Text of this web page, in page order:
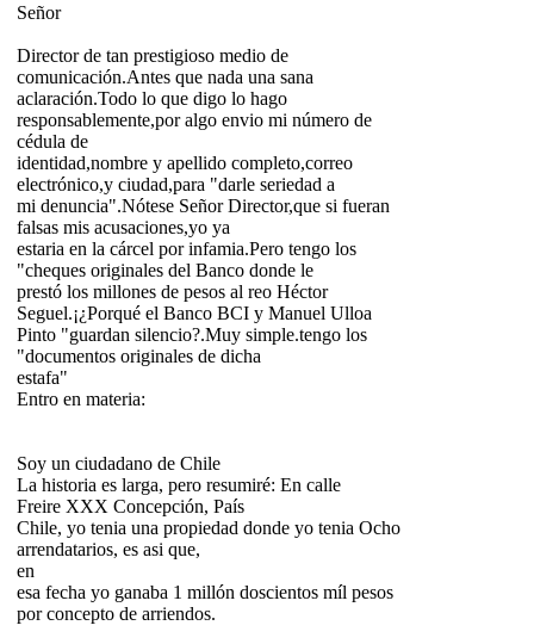
Señor
Director de tan prestigioso medio de
comunicación.Antes que nada una sana
aclaración.Todo lo que digo lo hago
responsablemente,por algo envio mi número de
cédula de
identidad,nombre y apellido completo,correo
electrónico,y ciudad,para "darle seriedad a
mi denuncia".Nótese Señor Director,que si fueran
falsas mis acusaciones,yo ya
estaria en la cárcel por infamia.Pero tengo los
"cheques originales del Banco donde le
prestó los millones de pesos al reo Héctor
Seguel.¡¿Porqué el Banco BCI y Manuel Ulloa
Pinto "guardan silencio?.Muy simple.tengo los
"documentos originales de dicha
estafa"
Entro en materia:
Soy un ciudadano de Chile
La historia es larga, pero resumiré: En calle
Freire XXX Concepción, País
Chile, yo tenia una propiedad donde yo tenia Ocho
arrendatarios, es asi que,
en
esa fecha yo ganaba 1 millón doscientos míl pesos
por concepto de arriendos.